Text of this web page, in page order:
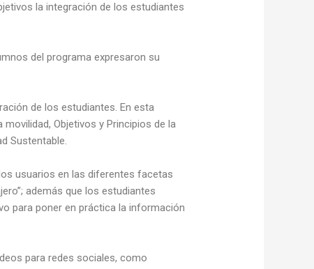
la integración de los estudiantes
del programa expresaron su
de los estudiantes. En esta
Objetivos y Principios de la
Sustentable.
usuarios en las diferentes facetas
además que los estudiantes
para poner en práctica la información
para redes sociales, como